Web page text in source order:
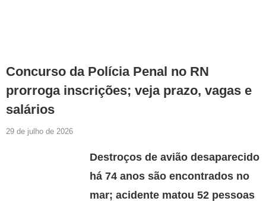
Concurso da Polícia Penal no RN
prorroga inscrições; veja prazo, vagas e
salários
29 de julho de 2026
Destroços de avião desaparecido
há 74 anos são encontrados no
mar; acidente matou 52 pessoas